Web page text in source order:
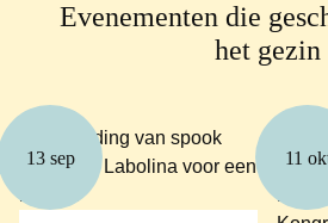
Evenementen die
het gezin
13 sep 11